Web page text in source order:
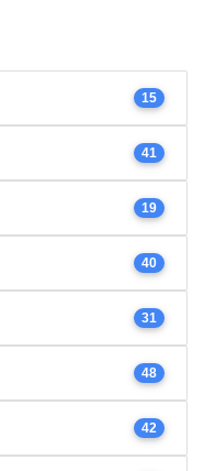
15
41
19
40
31
48
42